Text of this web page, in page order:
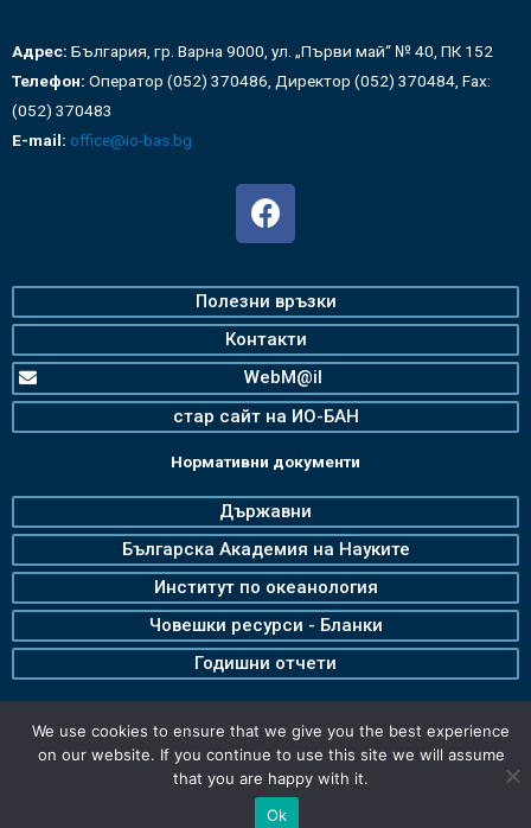
Адрес: България, гр. Варна 9000, ул. „Първи май“ № 40, ПК 152
Телефон: Оператор (052) 370486, Директор (052) 370484, Fax:
(052) 370483
E-mail: office@io-bas.bg
Полезни връзки
Контакти
WebM@il
стар сайт на ИО-БАН
Нормативни документи
Държавни
Българска Академия на Науките
Институт по океанология
Човешки ресурси - Бланки
Годишни отчети
We use cookies to ensure that we give you the best experience
on our website. If you continue to use this site we will assume
that you are happy with it.
Ok